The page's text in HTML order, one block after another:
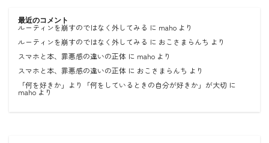
最近のコメント
ルーティンを崩すのではなく外してみる に maho より
ルーティンを崩すのではなく外してみる に おこさまらんち より
スマホと本、罪悪感の違いの正体 に maho より
スマホと本、罪悪感の違いの正体 に おこさまらんち より
「何を好きか」より「何をしているときの自分が好きか」が大切 に
mahoより